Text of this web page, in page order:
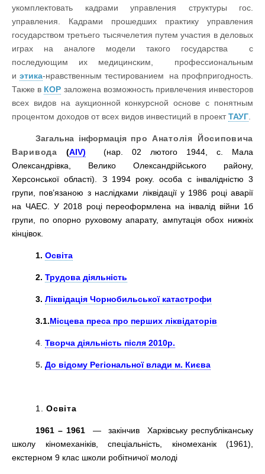
укомплектовать кадрами управления структуры гос.
управления. Кадрами прошедших практику управления
государством третьего тысячелетия путем участия в деловых
играх на аналоге модели такого государства с
последующим их медицинским, профессиональным
и этика-нравственным тестированием на профпригодность.
Также в КОР заложена возможность привлечения инвесторов
всех видов на аукционной конкурсной основе с понятным
процентом доходов от всех видов инвестиций в проектТАУГ.
Загальна інформація про Анатолія Йосиповича
Варивода
(AIV)
(нар. 02 лютого 1944, с. Мала
Олександрівка, Велико Олександрійського району,
Херсонської області). З1994 року. особа с інвалідністю 3
групи, пов’язаною з наслідками ліквідації у 1986 році аварії
на ЧАЕС. У 2018 році переоформлена на інвалід війни 1б
групи, по опорно руховому апарату, ампутація обох нижніх
кінцівок.
1. Освіта
2. Трудова діяльність
3. Ліквідація Чорнобильської катастрофи
3.1.Місцева преса про перших ліквідаторів
4. Творча діяльність після 2010р.
5. До відому Регіональної влади м. Києва
1.Освіта
1961 – 1961 — закінчив Харківську республіканську
школу кіномеханіків, спеціальність, кіномеханік (1961),
екстерном 9 клас школи робітничої молоді